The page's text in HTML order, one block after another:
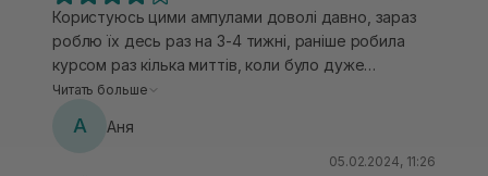
Користуюсь цими ампулами доволі давно, зараз
роблю їх десь раз на 3-4 тижні, раніше робила
курсом раз кілька миттів, коли було дуже
пошкоджене волосся. Загалом дуже круто
гарному стані (відновлювала після кількох
висвітлень і переходів в різні кольори). Єдиний
Читать больше
А Аня
05.02.2024, 11:26